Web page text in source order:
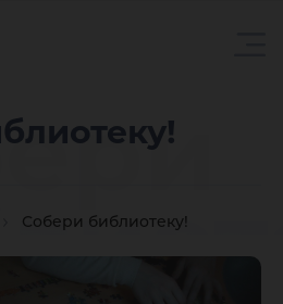
Собери библиотеку!